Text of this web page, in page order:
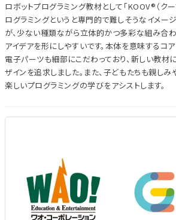
ロボットプログラミング教材として「KOOV®（クー
ログラミングというと専門的で難しそうなイメー
が、少ない種類ながら立体的かつ多彩な組み合
アイデアを形にしやすいです。本体を意味するコ
電子パーツも細部にこだわっており、新しい教材
ザインを追求しました。また、子どもたちも親しみ
楽しいプログラミングの学びをアシストします。